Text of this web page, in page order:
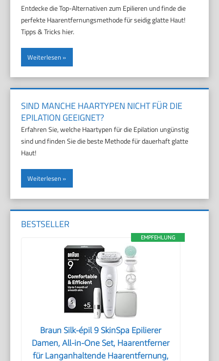
Entdecke die Top-Alternativen zum Epilieren und finde die
perfekte Haarentfernungsmethode für seidig glatte Haut!
Tipps & Tricks hier.
Weiterlesen
SIND MANCHE HAARTYPEN NICHT FÜR DIE
EPILATION GEEIGNET?
Erfahren Sie, welche Haartypen für die Epilation ungünstig
sind und finden Sie die beste Methode für dauerhaft glatte
Haut!
Weiterlesen
BESTSELLER
EMPFEHLUNG
Braun Silk-épil 9 SkinSpa Epilierer
Damen, All-in-One Set, Haarentferner
für Langanhaltende Haarentfernung,